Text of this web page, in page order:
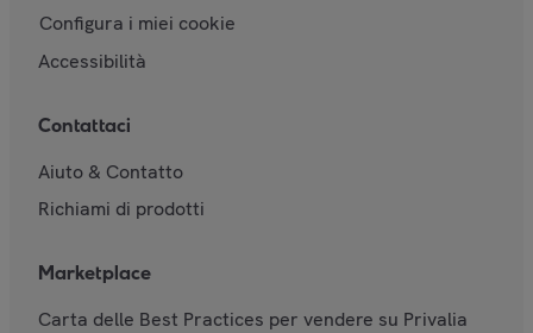
Configura i miei cookie
Accessibilità
Contattaci
Aiuto & Contatto
Richiami di prodotti
Marketplace
Carta delle Best Practices per vendere su Privalia